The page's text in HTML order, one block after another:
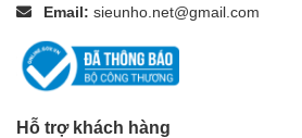
Email: sieunho.net@gmail.com
Hỗ trợ khách hàng